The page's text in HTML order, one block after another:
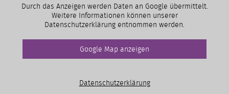
Durch das Anzeigen werden Daten an Google übermittelt.
Weitere Informationen können unserer
Datenschutzerklärung entnommen werden.
Google Map anzeigen
Datenschutzerklärung